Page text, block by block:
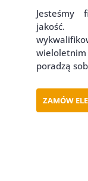
Jesteśmy
jakość.
wieloletnim
poradzą
ZAMÓW